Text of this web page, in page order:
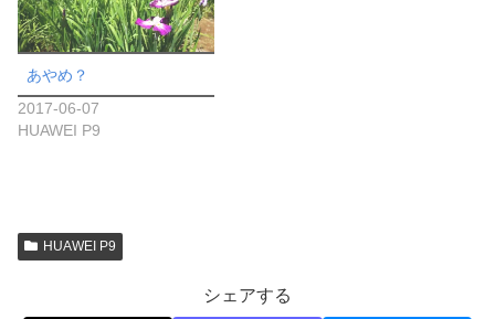
あやめ？
2017-06-07
HUAWEI P9
HUAWEI P9
シェアする